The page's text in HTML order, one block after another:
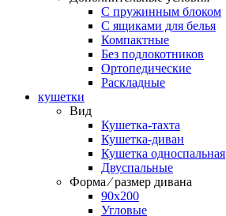
С пружинным блоком
С ящиками для белья
Компактные
Без подлокотников
Ортопедические
Раскладные
кушетки
Вид
Кушетка-тахта
Кушетка-диван
Кушетка односпальная
Двуспальные
Форма ⁄ размер дивана
90х200
Угловые